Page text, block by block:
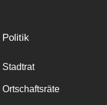
Politik
Stadtrat
Ortschaftsräte